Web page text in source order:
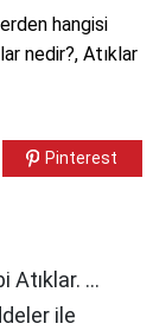
hangisi
nedir?, Atıklar
Pinterest
Atıklar. ...
ile